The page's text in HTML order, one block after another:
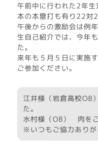
午前中に行われた2年
本の本塁打も有り22対
午後からの激励会は例
生自己紹介では、今年
た。
来年も５月５日に実施
ご参加ください。
江井様（岩倉高校OB
た。
水村様（OB） 肉を
※いつもご協力ありが